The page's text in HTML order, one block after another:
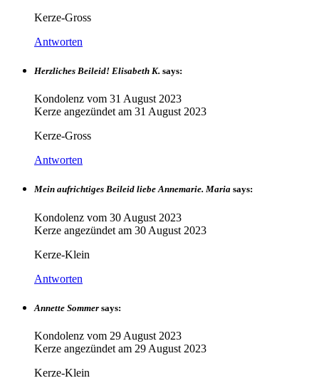
Kerze-Gross
Antworten
Herzliches Beileid! Elisabeth K. says:
Kondolenz vom 31 August 2023
Kerze angezündet am 31 August 2023
Kerze-Gross
Antworten
Mein aufrichtiges Beileid liebe Annemarie. Maria says:
Kondolenz vom 30 August 2023
Kerze angezündet am 30 August 2023
Kerze-Klein
Antworten
Annette Sommer says:
Kondolenz vom 29 August 2023
Kerze angezündet am 29 August 2023
Kerze-Klein